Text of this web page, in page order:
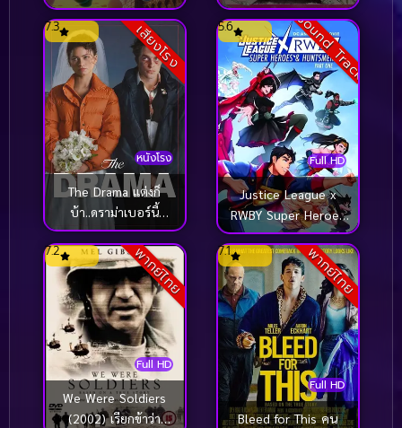
นิมอล เดอะ มูฟวี่
เสียงโรง
หนังโรง
7.3
The Drama แต่งก็
บ้า..ดราม่าเบอร์นี้
(2026)
Sound Track
Full HD
5.6
Justice League x
RWBY Super Heroes
& Huntsmen Part
One (2023)
พากย์ไทย
Full HD
7.2
We Were Soldiers
(2002) เรียกข้าว่า
พากย์ไทย
Full HD
7.1
Bleed for This คน